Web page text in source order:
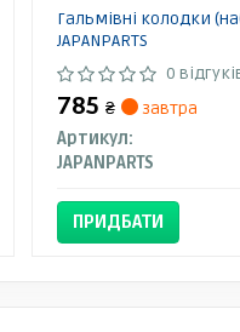
Гальмівні колодки
JAPANPARTS
0
785 ₴
завтра
Артикул:
JAPANPARTS
ПРИДБАТИ